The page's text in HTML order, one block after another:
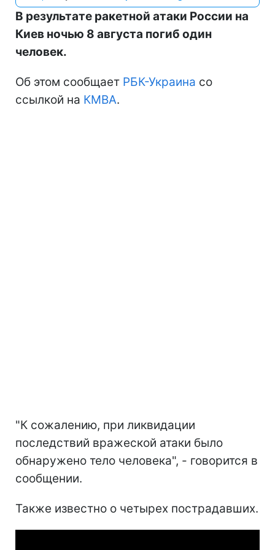
В результате ракетной атаки России на
Киев ночью 8 августа погиб один
человек.
Об этом сообщает РБК-Украина со
ссылкой на КМВА.
"К сожалению, при ликвидации
последствий вражеской атаки было
обнаружено тело человека", - говорится в
сообщении.
Также известно о четырех пострадавших.